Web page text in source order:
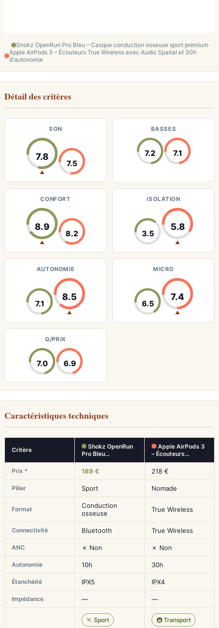
Shokz OpenRun Pro Bleu – Casque conduction osseuse sport premium
Apple AirPods 3 – Écouteurs True Wireless avec Audio Spatial et 30h
d'autonomie
Détail des critères
SON
7.8
▲
7.5
BASSES
7.2 7.1
CONFORT
8.9
▲
8.2
ISOLATION
3.5
5.8
▲
AUTONOMIE
7.1
8.5
▲
MICRO
6.5
7.4
▲
Q/PRIX
7.0 6.9
Caractéristiques techniques
Critère
Shokz OpenRun
Pro Bleu…
Apple AirPods 3
– Écouteurs…
Prix * 189 € 218 €
Pilier Sport Nomade
Format
Conduction
osseuse
True Wireless
Connectivité Bluetooth True Wireless
ANC ✗ Non ✗ Non
Autonomie 10h 30h
Étanchéité IPX5 IPX4
Impédance — —
🏃 Sport 🚇 Transport